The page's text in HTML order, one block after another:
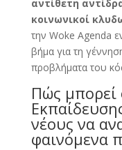
αντίθετη
κοινωνικοί
την Woke Agenda
βήμα για τη
προβλήματα του
Πώς μπορεί
νέους να
φαινόμενα